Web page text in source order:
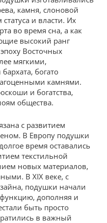
камня, слоновой
и власти. Их
во время сна, а как
высокий ранг
Восточных
мягкими,
богато
камнями.
и богатства,
общества.
с развитием
В Европу подушки
время оставались
текстильной
новых материалов,
В XIX веке, с
подушки начали
дополняя и
быть просто
в важный